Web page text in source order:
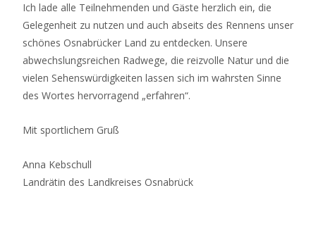
Ich lade alle Teilnehmenden und Gäste herzlich ein, die
Gelegenheit zu nutzen und auch abseits des Rennens unser
schönes Osnabrücker Land zu entdecken. Unsere
abwechslungsreichen Radwege, die reizvolle Natur und die
vielen Sehenswürdigkeiten lassen sich im wahrsten Sinne
des Wortes hervorragend „erfahren“.
Mit sportlichem Gruß
Anna Kebschull
Landrätin des Landkreises Osnabrück